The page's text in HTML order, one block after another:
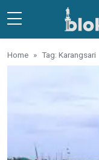
Skip to main content
Home Tag: Karangsari